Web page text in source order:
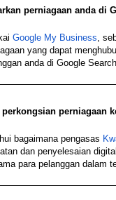
perniagaan anda di
Google My Business ,
yang dapat
anda di Google
perkongsian perniagaan
bagaimana pengasas
dan penyelesaian
para pelanggan dalam